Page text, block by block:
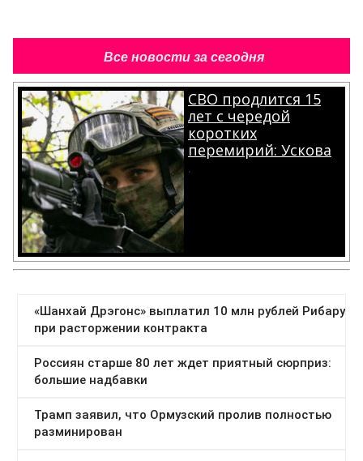
Все новости за сегодня
СВО продлится 15
лет с чередой
коротких
перемирий: Ускова
.